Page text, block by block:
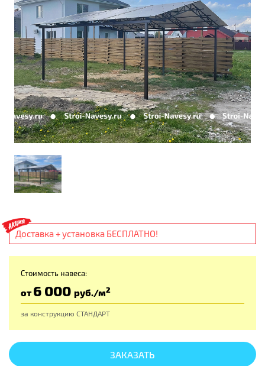
Доставка + установка БЕСПЛАТНО!
Стоимость навеса:
от6 000 руб./м2
за конструкцию СТАНДАРТ
ЗАКАЗАТЬ